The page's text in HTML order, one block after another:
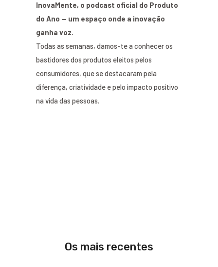
InovaMente, o podcast oficial do Produto
do Ano — um espaço onde a inovação
ganha voz.
Todas as semanas, damos-te a conhecer os
bastidores dos produtos eleitos pelos
consumidores, que se destacaram pela
diferença, criatividade e pelo impacto positivo
na vida das pessoas.
Os mais recentes